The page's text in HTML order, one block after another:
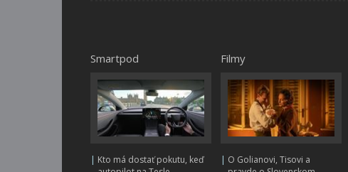
Smartpod
| Kto má dostať pokutu, keď
Filmy
| O Golianovi, Tisovi a